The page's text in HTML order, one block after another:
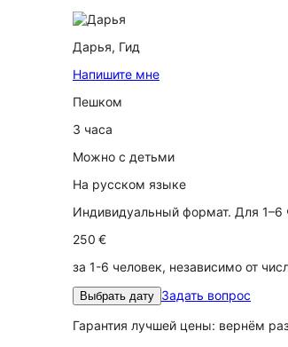
Дарья, Гид
Напишите мне
Пешком
3 часа
Можно с детьми
На русском языке
Индивидуальный формат. Для 1–6
250 €
за 1-6 человек, независимо от
Выбрать дату Задать вопрос
Гарантия лучшей цены: вернём